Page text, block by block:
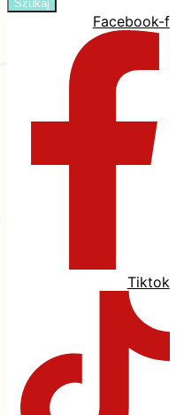
Facebook-f
Tiktok